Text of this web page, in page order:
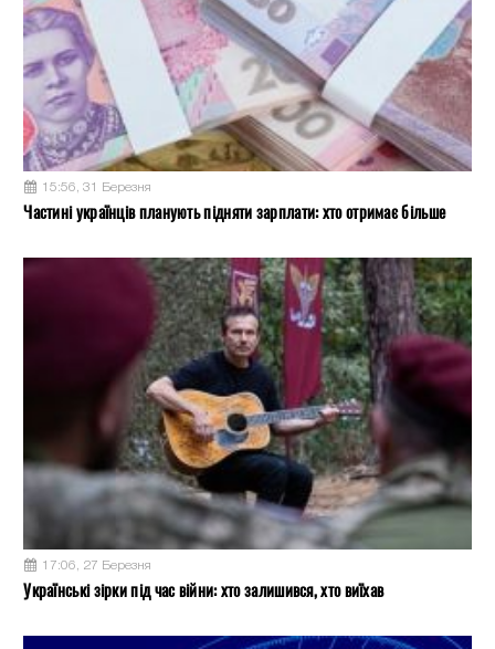
15:56, 31 Березня
Частині українців планують підняти зарплати: хто отримає більше
17:06, 27 Березня
Українські зірки під час війни: хто залишився, хто виїхав